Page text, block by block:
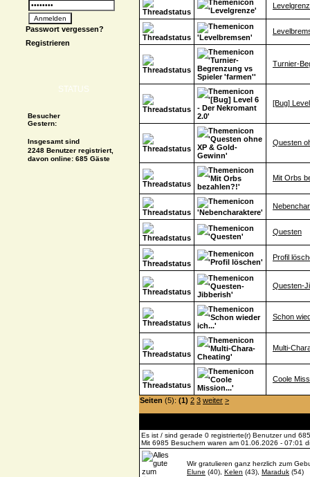
Passwort vergessen?
Registrieren
STATUS
Besucher
Gestern:
Insgesamt sind
2248 Benutzer registriert,
davon online: 685 Gäste
Turnier-
[Bug]
Questen
Mit Orbs
Questen
Profil
Questen-
Schon
Multi-
Coole
Seiten (5): (1) 2 3 weiter >
Es ist / sind gerade 0 registrierte(r) Benutzer und
Mit 6985 Besuchern waren am 01.06.2026 - 07:01
Wir gratulieren ganz herzlich zum
Elune (40), Kelen (43), Maraduk (54)